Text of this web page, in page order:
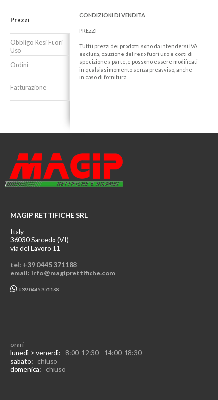
Prezzi
Obbligo Resi Fuori
Uso
Ordini
Fatturazione
CONDIZIONI DI VENDITA
PREZZI
Tutti i prezzi dei prodotti sono da intendersi IVA
esclusa, cauzione del reso fuori uso e costi di
spedizione a parte, e possono essere modificati
in qualsiasi momento senza preavviso, anche
in caso di fornitura.
MAGIP RETTIFICHE SRL
Italy
36030 Sarcedo (VI)
via del Lavoro 11
tel: +39 0445 371188
email: info@magiprettifiche.com
+39 0445 371188
orari
lunedì > venerdì: 8:00-12:30 - 14:00-18:30
sabato: chiuso
domenica: chiuso